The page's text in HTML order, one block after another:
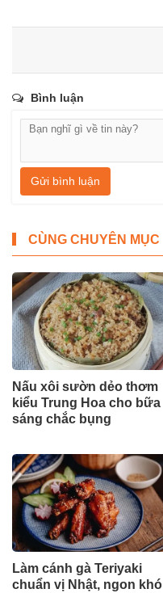
Bình luận
Gửi bình luận
CÙNG CHUYÊN MỤC
Nấu xôi sườn dẻo thơm
kiểu Trung Hoa cho bữa
sáng chắc bụng
Làm cánh gà Teriyaki
chuẩn vị Nhật, ngon khó